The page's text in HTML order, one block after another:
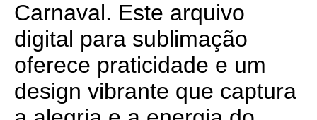
Carnaval. Este arquivo
digital para sublimação
oferece praticidade e um
design vibrante que captura